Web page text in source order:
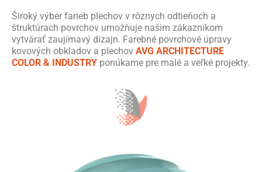
Široký výber farieb plechov v rôznych odtieňoch a
štruktúrach povrchov umožňuje našim zákazníkom
vytvárať zaujímavý dizajn. Farebné povrchové úpravy
kovových obkladov a plechov AVG ARCHITECTURE
COLOR & INDUSTRY ponúkame pre malé a veľké projekty.
AVG METAL farby